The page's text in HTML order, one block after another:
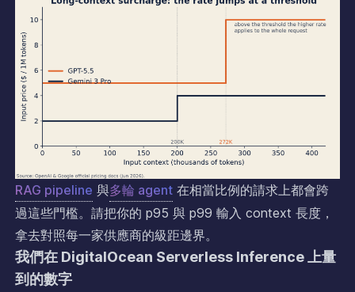
RAG pipeline 與多輪 agent在相當比例的請求上都會跨
過這些門檻。請把你的 p95 與 p99 輸入 context 長度，
拿去對照每一家供應商的級距邊界。
我們在 DigitalOcean Serverless Inference 上量
到的數字